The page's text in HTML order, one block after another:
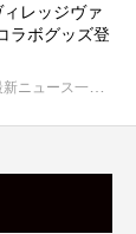
レッジヴァ
ラボグッズ登
ニュース一覧